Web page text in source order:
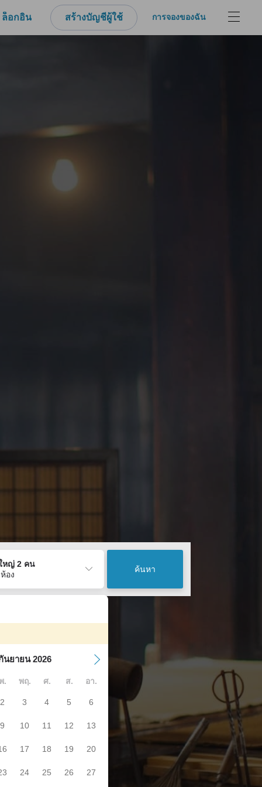
ล็อกอิน สร้างบัญชีผู้ใช้ การจองของฉัน
หญ่ 2 คน
อง
ค้นหา
นยายน 2026
. พฤ. ศ. ส. อา.
2 3 4 5 6
9 10 11 12 13
17 18 19 20
24 25 26 27